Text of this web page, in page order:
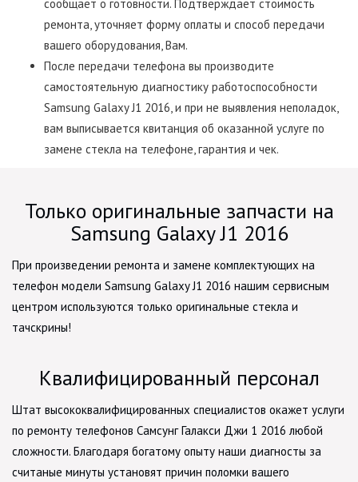
сообщает о готовности. Подтверждает стоимость
ремонта, уточняет форму оплаты и способ передачи
вашего оборудования, Вам.
После передачи телефона вы производите
самостоятельную диагностику работоспособности
Samsung Galaxy J1 2016, и при не выявления неполадок,
вам выписывается квитанция об оказанной услуге по
замене стекла на телефоне, гарантия и чек.
Только оригинальные запчасти на
Samsung Galaxy J1 2016
При произведении ремонта и замене комплектующих на
телефон модели Samsung Galaxy J1 2016 нашим сервисным
центром используются только оригинальные стекла и
тачскрины!
Квалифицированный персонал
Штат высококвалифицированных специалистов окажет услуги
по ремонту телефонов Самсунг Галакси Джи 1 2016 любой
сложности. Благодаря богатому опыту наши диагносты за
считаные минуты установят причин поломки вашего